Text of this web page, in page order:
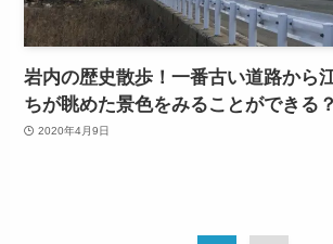
岩内の歴史散歩！一番古い道路から
ちが眺めた景色をみることができる
2020年4月9日